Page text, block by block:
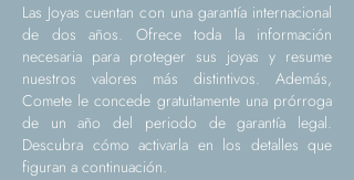
Las Joyas cuentan con una garantía internacional
de dos años. Ofrece toda la información
necesaria para proteger sus joyas y resume
nuestros valores más distintivos. Además,
Comete le concede gratuitamente una prórroga
de un año del periodo de garantía legal.
Descubra cómo activarla en los detalles que
figuran a continuación.